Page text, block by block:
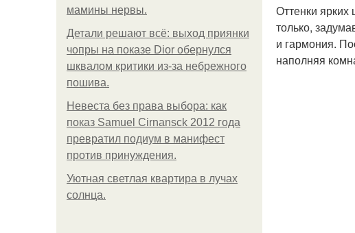
мамины нервы.
Детали решают всё: выход приянки
чопры на показе Dior обернулся
шквалом критики из-за небрежного
пошива.
Невеста без права выбора: как
показ Samuel Cirnansck 2012 года
превратил подиум в манифест
против принуждения.
Уютная светлая квартира в лучах
солнца.
Тона со
Оттенки
только,
и гармония.
наполняя